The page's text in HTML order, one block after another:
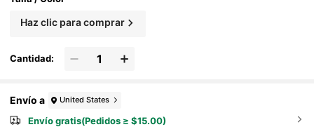
Haz clic para comprar
Cantidad:
Envío a United States
Envío gratis(Pedidos ≥ $15.00)